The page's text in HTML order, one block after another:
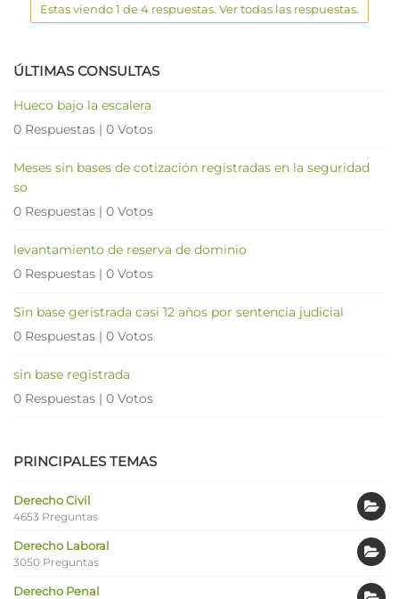
Estas viendo 1 de 4 respuestas. Ver todas las respuestas.
ÚLTIMAS CONSULTAS
Hueco bajo la escalera
0 Respuestas | 0 Votos
Meses sin bases de cotización registradas en la seguridad
so
0 Respuestas | 0 Votos
levantamiento de reserva de dominio
0 Respuestas | 0 Votos
Sin base geristrada casi 12 años por sentencia judicial
0 Respuestas | 0 Votos
sin base registrada
0 Respuestas | 0 Votos
PRINCIPALES TEMAS
Derecho Civil
4653 Preguntas
Derecho Laboral
3050 Preguntas
Derecho Penal